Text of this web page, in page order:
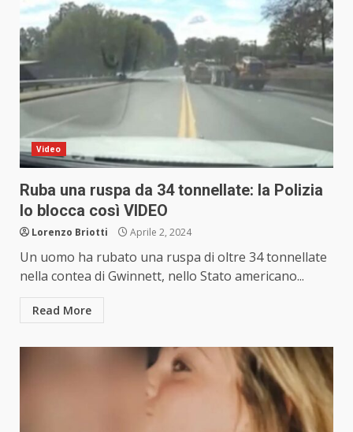
Video
Ruba una ruspa da 34 tonnellate: la Polizia
lo blocca così VIDEO
Lorenzo Briotti Aprile 2, 2024
Un uomo ha rubato una ruspa di oltre 34 tonnellate
nella contea di Gwinnett, nello Stato americano...
Read More